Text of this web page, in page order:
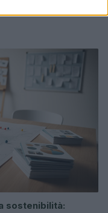
sostenibilità: